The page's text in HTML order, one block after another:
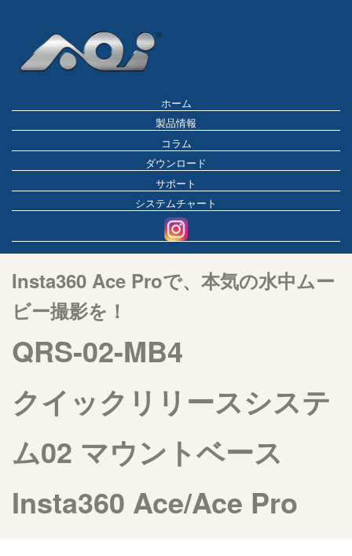
ホーム
製品情報
コラム
ダウンロード
サポート
システムチャート
Insta360 Ace Proで、本気の水中ムー
ビー撮影を！
QRS-02-MB4
クイックリリースシステ
ム02 マウントベース
Insta360 Ace/Ace Pro